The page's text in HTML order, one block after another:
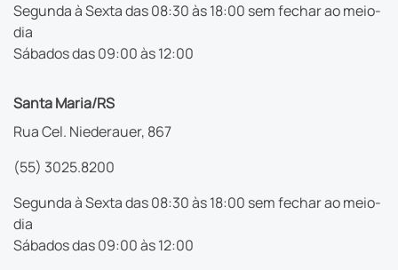
Segunda à Sexta das 08:30 às 18:00 sem fechar ao meio-
dia
Sábados das 09:00 às 12:00
Santa Maria/RS
Rua Cel. Niederauer, 867
(55) 3025.8200
Segunda à Sexta das 08:30 às 18:00 sem fechar ao meio-
dia
Sábados das 09:00 às 12:00